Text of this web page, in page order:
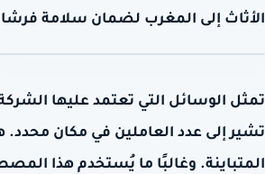
الأثاث إلى المغرب لضمان سلامة
تمثل الوسائل التي تعتمد عليها
تشير إلى عدد العاملين في مكان محدد.
المتباينة. وغالبًا ما يُستخدم هذا